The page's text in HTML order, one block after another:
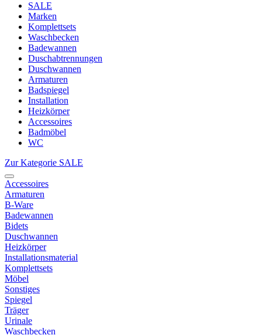
SALE
Marken
Komplettsets
Waschbecken
Badewannen
Duschabtrennungen
Duschwannen
Armaturen
Badspiegel
Installation
Heizkörper
Accessoires
Badmöbel
WC
Zur Kategorie SALE
Accessoires
Armaturen
B-Ware
Badewannen
Bidets
Duschwannen
Heizkörper
Installationsmaterial
Komplettsets
Möbel
Sonstiges
Spiegel
Träger
Urinale
Waschbecken